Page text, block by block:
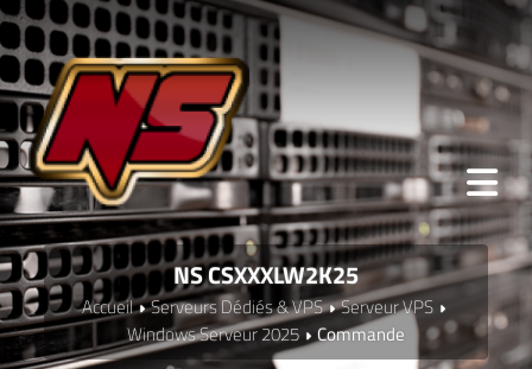
NS CSXXXLW2K25
Accueil Serveurs Dédiés & VPS
Serveur VPS
Windows Serveur 2025
Commande